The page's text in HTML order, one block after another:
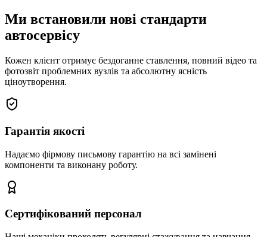
Ми встановили нові стандарти
автосервісу
Кожен клієнт отримує бездоганне ставлення, повний відео та
фотозвіт проблемних вузлів та абсолютну ясність
ціноутворення.
Гарантія якості
Надаємо фірмову письмову гарантію на всі замінені
компоненти та виконану роботу.
Сертифікований персонал